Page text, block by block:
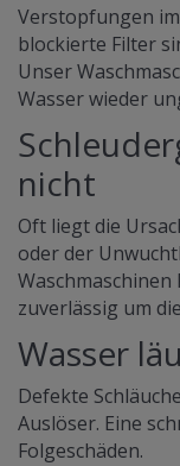
Verstopfungen
blockierte Filter
Unser
Wasser wieder
nicht
Oft liegt die
oder der
zuverlässig um
Wasser
Defekte
Auslöser. Eine
Folgeschäden.